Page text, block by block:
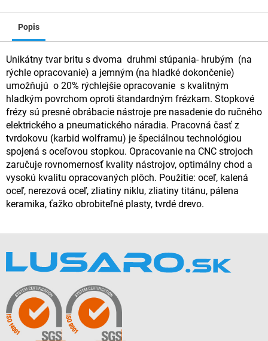
Popis
Unikátny tvar britu s dvoma druhmi stúpania- hrubým (na
rýchle opracovanie) a jemným (na hladké dokončenie)
umožňujú o 20% rýchlejšie opracovanie s kvalitným
hladkým povrchom oproti štandardným frézkam. Stopkové
frézy sú presné obrábacie nástroje pre nasadenie do ručného
elektrického a pneumatického náradia. Pracovná časť z
tvrdokovu (karbid wolframu) je špeciálnou technológiou
spojená s oceľovou stopkou. Opracovanie na CNC strojoch
zaručuje rovnomernosť kvality nástrojov, optimálny chod a
vysokú kvalitu opracovaných plôch. Použitie: oceľ, kalená
oceľ, nerezová oceľ, zliatiny niklu, zliatiny titánu, pálena
keramika, ťažko obrobiteľné plasty, tvrdé drevo.